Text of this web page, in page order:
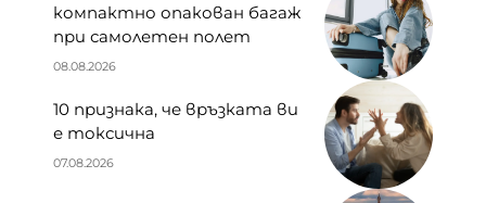
компактно опакован багаж
при самолетен полет
08.08.2026
10 признака, че връзката ви
е токсична
07.08.2026